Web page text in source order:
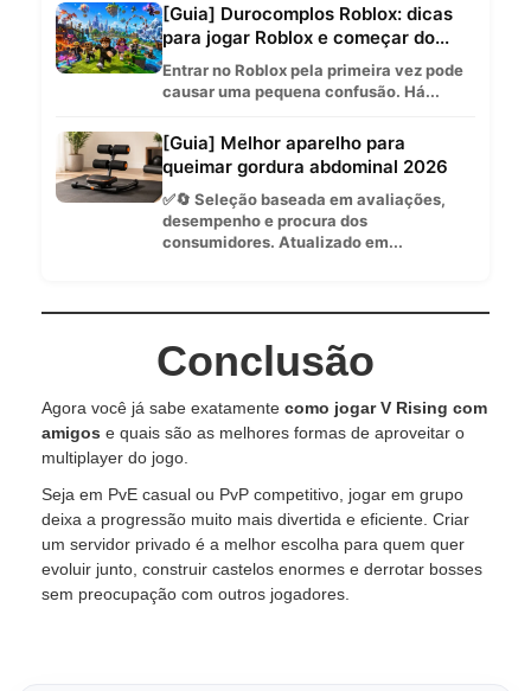
[Guia] Durocomplos Roblox: dicas
para jogar Roblox e começar do...
Entrar no Roblox pela primeira vez pode
causar uma pequena confusão. Há...
[Guia] Melhor aparelho para
queimar gordura abdominal 2026
✅🔄 Seleção baseada em avaliações,
desempenho e procura dos
consumidores. Atualizado em...
Conclusão
Agora você já sabe exatamente como jogar V Rising com
amigos e quais são as melhores formas de aproveitar o
multiplayer do jogo.
Seja em PvE casual ou PvP competitivo, jogar em grupo
deixa a progressão muito mais divertida e eficiente. Criar
um servidor privado é a melhor escolha para quem quer
evoluir junto, construir castelos enormes e derrotar bosses
sem preocupação com outros jogadores.